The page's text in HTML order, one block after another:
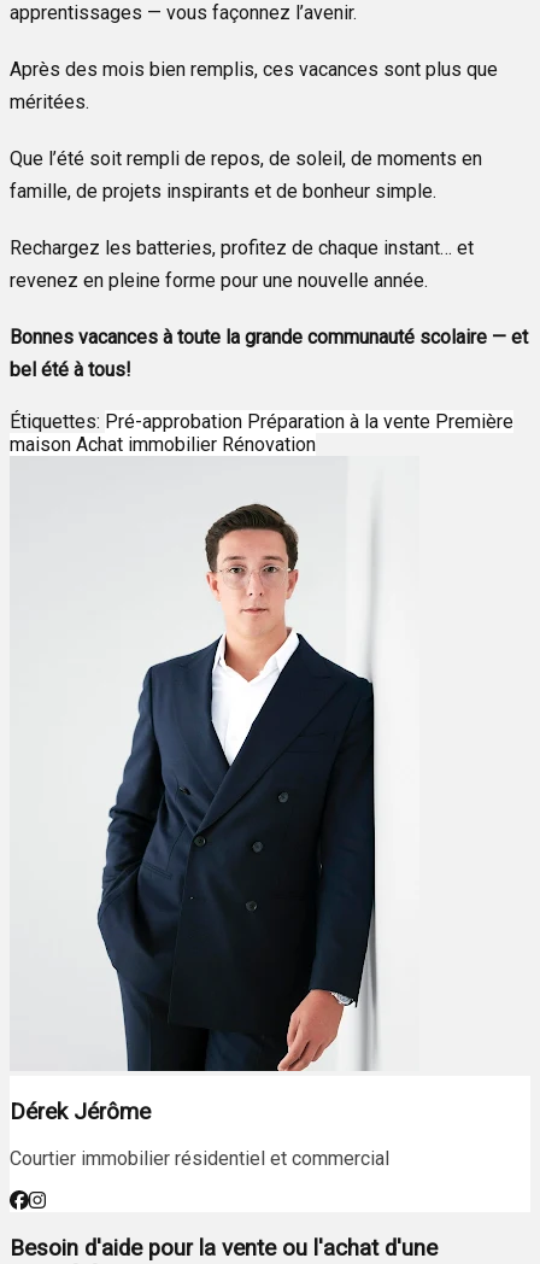
apprentissages — vous façonnez l’avenir.
Après des mois bien remplis, ces vacances sont plus que
méritées.
Que l’été soit rempli de repos, de soleil, de moments en
famille, de projets inspirants et de bonheur simple.
Rechargez les batteries, profitez de chaque instant… et
revenez en pleine forme pour une nouvelle année.
Bonnes vacances à toute la grande communauté scolaire — et
bel été à tous!
Étiquettes: Pré-approbation Préparation à la vente Première
maison Achat immobilier Rénovation
Dérek Jérôme
Courtier immobilier résidentiel et commercial
Besoin d'aide pour la vente ou l'achat d'une